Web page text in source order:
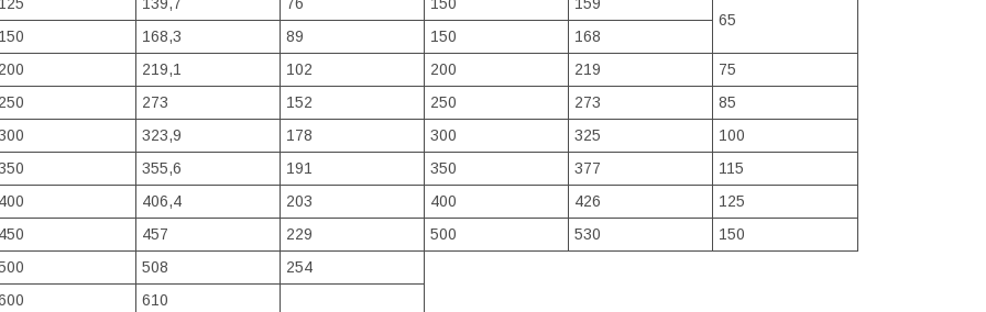
139,7 76 150
159
65
168,3 89 150
168
219,1 102 200 219
75
273 152 250 273
85
323,9 178 300 325
100
355,6 191 350 377
115
406,4 203 400 426
125
457 229 500 530
150
508
254
610